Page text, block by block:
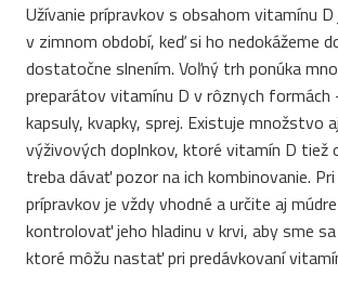
Užívanie prípravkov s obsahom vitamínu
v zimnom období, keď si ho nedokážeme
dostatočne slnením. Voľný trh ponúka
preparátov vitamínu D v rôznych
kapsuly, kvapky, sprej. Existuje množstvo
výživových doplnkov, ktoré vitamín D tiež
treba dávať pozor na ich kombinovanie.
prípravkov je vždy vhodné a určite aj
kontrolovať jeho hladinu v krvi, aby sme
ktoré môžu nastať pri predávkovaní